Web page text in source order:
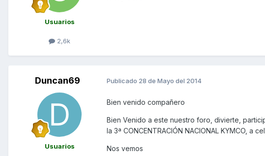
Usuarios
2,6k
Duncan69
Usuarios
Publicado 28 de Mayo del 2014
Bien venido compañero
Bien Venido a este nuestro foro, divierte,
la 3ª CONCENTRACIÓN NACIONAL KYMCO, a
Nos vemos